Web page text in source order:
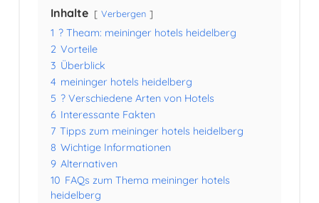
Inhalte Verbergen
1 ? Theam: meininger hotels heidelberg
2 Vorteile
3 Überblick
4 meininger hotels heidelberg
5 ? Verschiedene Arten von Hotels
6 Interessante Fakten
7 Tipps zum meininger hotels heidelberg
8 Wichtige Informationen
9 Alternativen
10 FAQs zum Thema meininger hotels
heidelberg